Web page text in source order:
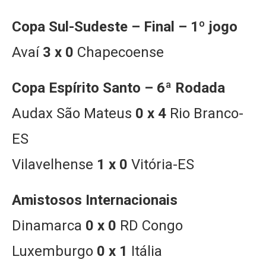
Copa Sul-Sudeste – Final – 1º jogo
Avaí 3 x 0 Chapecoense
Copa Espírito Santo – 6ª Rodada
Audax São Mateus 0 x 4 Rio Branco-
ES
Vilavelhense 1 x 0 Vitória-ES
Amistosos Internacionais
Dinamarca 0 x 0 RD Congo
Luxemburgo 0 x 1 Itália